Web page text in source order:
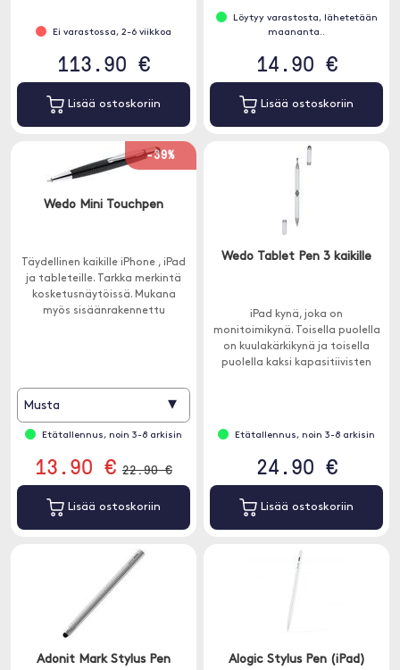
Ei varastossa, 2-6 viikkoa
113.90 €
Lisää ostoskoriin
Löytyy varastosta, lähetetään
maananta..
14.90 €
Lisää ostoskoriin
-39%
Wedo Mini Touchpen
Täydellinen kaikille iPhone , iPad
ja tableteille. Tarkka merkintä
kosketusnäytöissä. Mukana
myös sisäänrakennettu
Musta ▾
Etätallennus, noin 3-8 arkisin
13.90 € 22.90 €
Lisää ostoskoriin
Wedo Tablet Pen 3 kaikille
iPad kynä, joka on
monitoimikynä. Toisella puolella
on kuulakärkikynä ja toisella
puolella kaksi kapasitiivisten
Etätallennus, noin 3-8 arkisin
24.90 €
Lisää ostoskoriin
Adonit Mark Stylus Pen Alogic Stylus Pen (iPad)